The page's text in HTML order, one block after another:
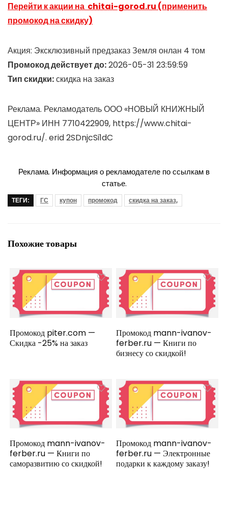
Перейти к акции на chitai-gorod.ru (применить
промокод на скидку)
Акция: Эксклюзивный предзаказ Земля онлан 4 том
Промокод действует до:2026-05-31 23:59:59
Тип скидки:скидка на заказ
Реклама. Рекламодатель ООО «НОВЫЙ КНИЖНЫЙ
ЦЕНТР» ИНН 7710422909, https://www.chitai-
gorod.ru/. erid 2SDnjcSi1dC
Реклама. Информация о рекламодателе по ссылкам в
статье.
ТЕГИ: ГС купон промокод скидка на заказ,
Похожие товары
Промокод piter.com —
Скидка -25% на заказ
Промокод mann-ivanov-
ferber.ru — Книги по
бизнесу со скидкой!
Промокод mann-ivanov-
ferber.ru — Книги по
саморазвитию со скидкой!
Промокод mann-ivanov-
ferber.ru — Электронные
подарки к каждому заказу!